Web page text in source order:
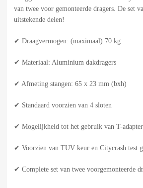
van twee voor gemonteerde dragers. De set
uitstekende delen!
✔ Draagvermogen: (maximaal) 70 kg
✔ Materiaal: Aluminium dakdragers
✔ Afmeting stangen: 65 x 23 mm (bxh)
✔ Standaard voorzien van 4 sloten
✔ Mogelijkheid tot het gebruik van T-
✔ Voorzien van TUV keur en Citycrash test
✔ Complete set van twee voorgemonteerde